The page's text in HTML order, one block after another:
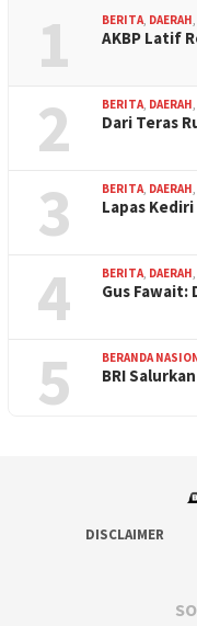
1 BERITA DAERAH
AKBP Latif
2 BERITA DAERAH
Dari Teras
3 BERITA DAERAH
Lapas
4 BERITA DAERAH
Gus Fawait:
5 BERANDA
BRI
DISCLAIMER